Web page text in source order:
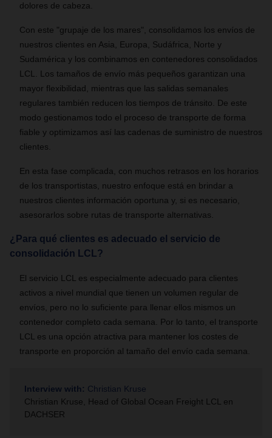
dolores de cabeza.
Con este "grupaje de los mares", consolidamos los envíos de
nuestros clientes en Asia, Europa, Sudáfrica, Norte y
Sudamérica y los combinamos en contenedores consolidados
LCL. Los tamaños de envío más pequeños garantizan una
mayor flexibilidad, mientras que las salidas semanales
regulares también reducen los tiempos de tránsito. De este
modo gestionamos todo el proceso de transporte de forma
fiable y optimizamos así las cadenas de suministro de nuestros
clientes.
En esta fase complicada, con muchos retrasos en los horarios
de los transportistas, nuestro enfoque está en brindar a
nuestros clientes información oportuna y, si es necesario,
asesorarlos sobre rutas de transporte alternativas.
¿Para qué clientes es adecuado el servicio de
consolidación LCL?
El servicio LCL es especialmente adecuado para clientes
activos a nivel mundial que tienen un volumen regular de
envíos, pero no lo suficiente para llenar ellos mismos un
contenedor completo cada semana. Por lo tanto, el transporte
LCL es una opción atractiva para mantener los costes de
transporte en proporción al tamaño del envío cada semana.
Interview with: Christian Kruse
Christian Kruse, Head of Global Ocean Freight LCL en
DACHSER